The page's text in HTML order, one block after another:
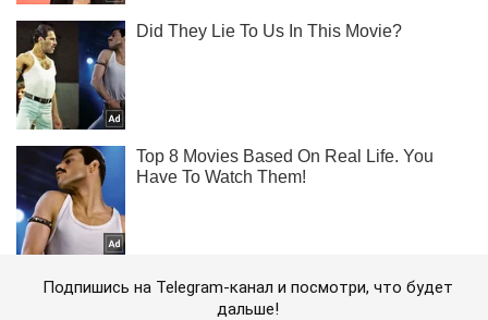
Подпишись на Telegram-канал и посмотри, что будет
дальше!